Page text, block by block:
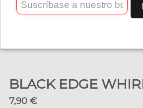
BLACK EDGE
7,90 €